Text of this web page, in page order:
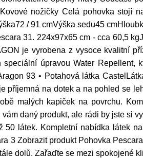
nožičky Celá pohovka stojí
/ 91 cmVýška sedu45
31. 224x97x65 cm - cca 60,5
je vyrobena z vysoce kvalitní
speciální úpravou Water
93 • Potahová látka
příjemná na dotek a na pohled se
malých kapiček na povrchu.
daný produkt, ale rádi by jste si
50 látek. Kompletní nabídka látek
3 Zobrazit produkt Pohovka
dolů. Zařaďte se mezi spokojené